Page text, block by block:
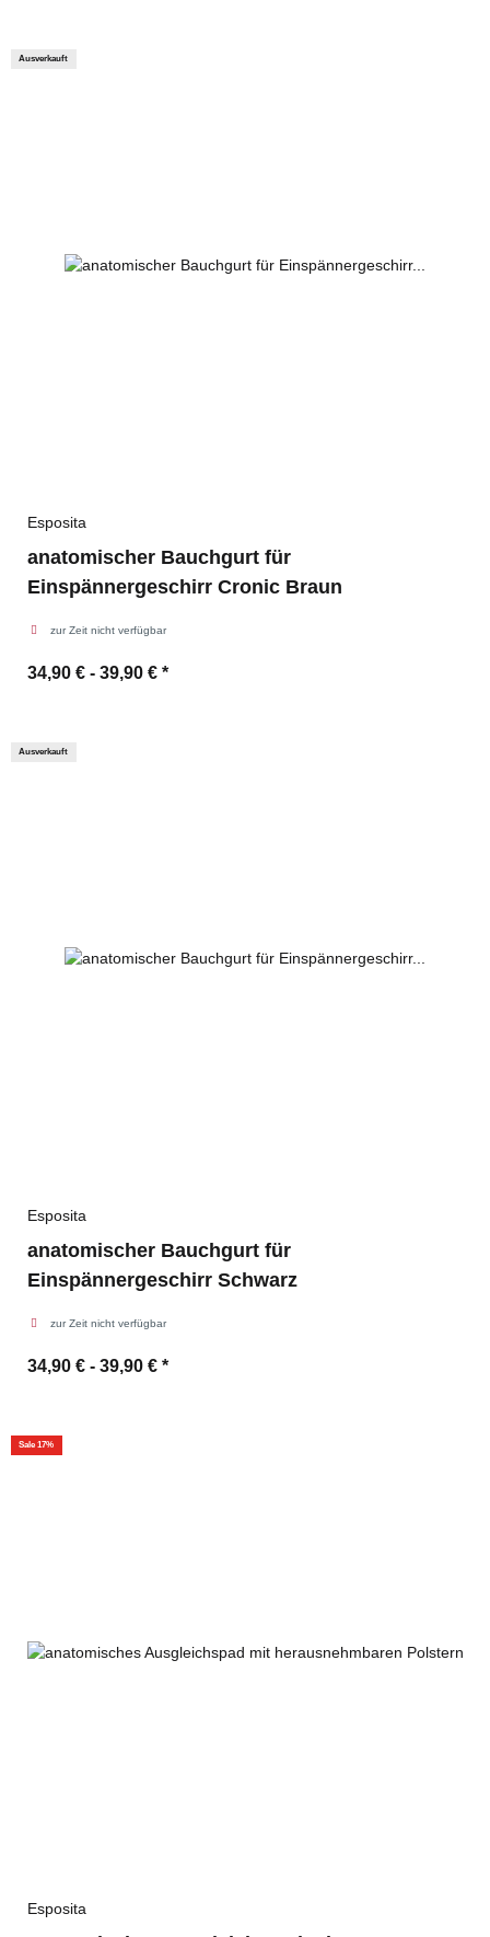
Ausverkauft
Esposita
anatomischer Bauchgurt für
Einspännergeschirr Cronic Braun
zur Zeit nicht verfügbar
34,90 € - 39,90 € *
Ausverkauft
Esposita
anatomischer Bauchgurt für
Einspännergeschirr Schwarz
zur Zeit nicht verfügbar
34,90 € - 39,90 € *
Sale 17%
Esposita